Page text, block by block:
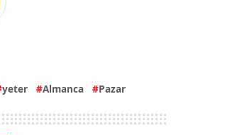
yeter Almanca Pazar